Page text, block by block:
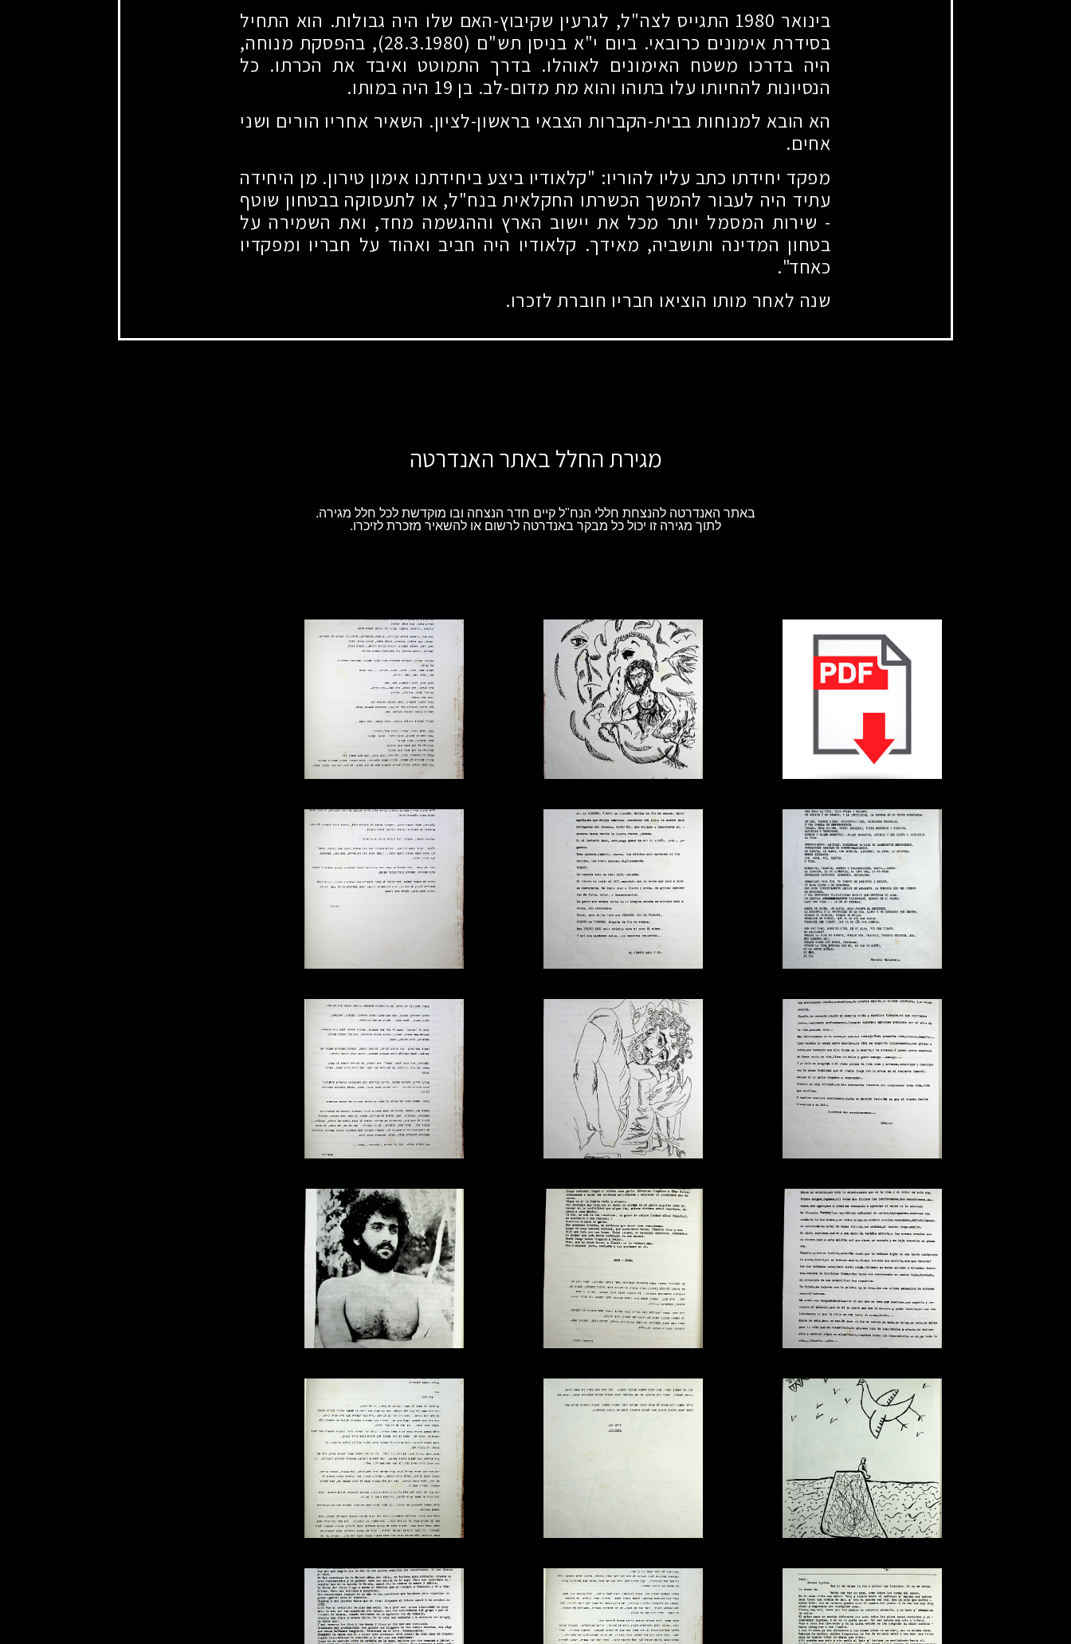
בינואר 1980 התגייס לצה"ל, לגרעין שקיבוץ-האם שלו היה גבולות. הוא התחיל
בסידרת אימונים כרובאי. ביום י"א בניסן תש"ם (28.3.1980)
, בהפסקת מנוחה,
היה בדרכו משטח האימונים לאוהלו. בדרך התמוטט ואיבד את הכרתו. כל
הנסיונות להחיותו עלו בתוהו והוא מת מדום-לב. בן 19 היה במותו.
הא הובא למנוחות בבית-הקברות הצבאי בראשון-לציון. השאיר אחריו הורים ושני
אחים.
מפקד יחידתו כתב עליו להוריו: "קלאודיו ביצע ביחידתנו אימון טירון. מן היחידה
עתיד היה לעבור להמשך הכשרתו החקלאית בנח"ל, או לתעסוקה בבטחון שוטף
- שירות המסמל יותר מכל את יישוב הארץ וההגשמה מחד, ואת השמירה על
בטחון המדינה ותושביה, מאידך. קלאודיו היה חביב ואהוד על חבריו ומפקדיו
כאחד".
שנה לאחר מותו הוציאו חבריו חוברת לזכרו.
מגירת החלל באתר האנדרטה
באתר האנדרטה להנצחת חללי הנח"ל קיים חדר הנצחה ובו מוקדשת לכל חלל מגירה.
לתוך מגירה זו יכול כל מבקר באנדרטה לרשום או להשאיר מזכרת לזיכרו.